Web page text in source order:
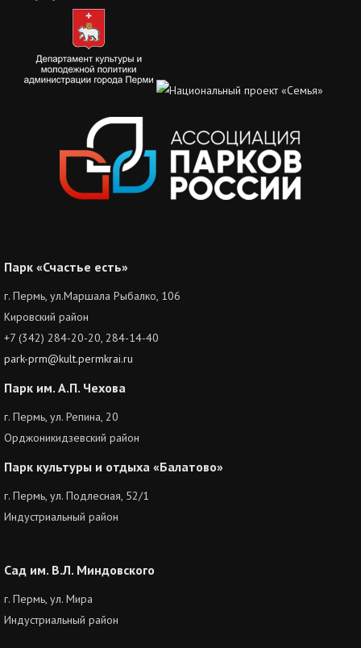
Парк «Счастье есть»
г. Пермь, ул.Маршала Рыбалко, 106
Кировский район
+7 (342) 284-20-20, 284-14-40
park-prm@kult.permkrai.ru
Парк им. А.П. Чехова
г. Пермь, ул. Репина, 20
Орджоникидзевский район
Парк культуры и отдыха «Балатово»
г. Пермь, ул. Подлесная, 52/1
Индустриальный район
Сад им. В.Л. Миндовского
г. Пермь, ул. Мира
Индустриальный район